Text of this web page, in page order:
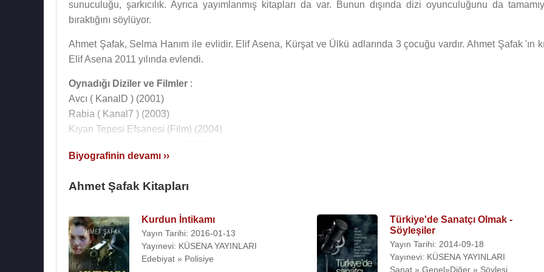
sunuculuğu, şarkıcılık. Ayrıca yayımlanmış kitapları da var. Bunun dışında dizi oyunculuğunu da
bıraktığını söylüyor.
Ahmet Şafak, Selma Hanım ile evlidir. Elif Asena, Kürşat ve Ülkü adlarında 3 çocuğu vardır. Ahmet Şafak 'ın
Elif Asena 2011 yılında evlendi.
Oynadığı Diziler ve Filmler :
Avcı ( KanalD ) (2001)
Rabia ( Kanal7 ) (2003)
Kıyan Tepesi Efsanesi (Film) (2004)
Türk Asrına Girerken (Dünya Türklüğü Uyanıyor) (1992)
Yükselen Milliyetçilik ve Liberal İhanet (1995)
Kan Meclisi 1915 (2007)
Kurt (2008)
Şöhret Sanatı Öldürdü Cinayeti Ben Gördüm (2009)
Biyografinin devamı ››
Ahmet Şafak Kitapları
Kurdun İntikamı
Yayın Tarihi: 2016-01-13
Yayınevi: KÜSENA YAYINLARI
Edebiyat » Polisiye
Türkiye'de Sanatçı Olmak -
Söyleşiler
Yayın Tarihi: 2014-09-18
Yayınevi: KÜSENA YAYINLARI
Sanat » Genel»Diğer » Söyleşi